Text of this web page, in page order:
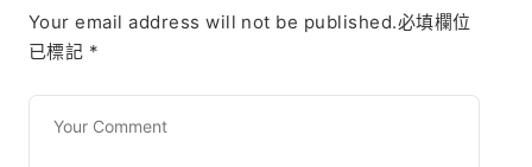
Your email address will not be published.必填欄位
已標記 *